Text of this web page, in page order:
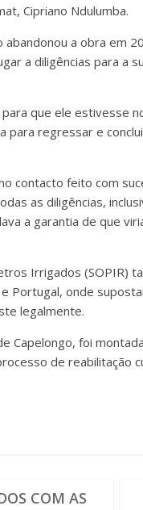
Cipriano Ndulumba.
a obra em
a diligências para a
que ele estivesse
para regressar e
contacto feito com
as diligências,
a garantia de que
Irrigados (SOPIR)
Portugal, onde
legalmente.
Capelongo, foi
de reabilitação
COM AS